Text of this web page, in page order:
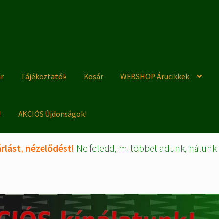
Tájékoztatók Kosár WEBSHOP Árucikkek
AKCIÓS Újdonságok!
nézelődést! Ne feledd, mi többet adunk,